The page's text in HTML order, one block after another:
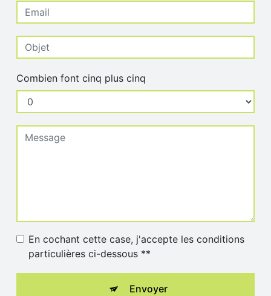
Combien font cinq plus cinq
En cochant cette case, j'accepte les conditions
particulières ci-dessous **
Envoyer